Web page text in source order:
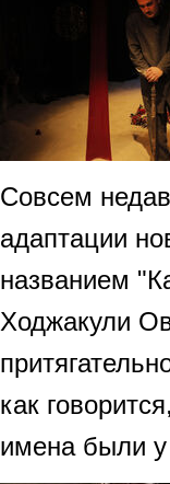
Совсем
адаптации
названием
Ходжакули
как
имена были у